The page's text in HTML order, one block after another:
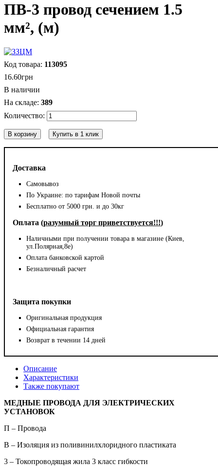
ПВ-3 провод сечением 1.5
мм², (м)
Доставка
Самовывоз
По Украине: по тарифам Новой почты
Бесплатно от 5000 грн. и до 30кг
Оплата (разумный торг приветствуется!!!)
Наличными при получении товара в магазине (Киев,
ул.Полярная,8е)
Оплата банковской картой
Безналичный расчет
Защита покупки
Оригинальная продукция
Официальная гарантия
Возврат в течении 14 дней
113095
16.60грн
В наличии
389
В корзину Купить в 1 клик
Описание
Характеристики
Также покупают
МЕДНЫЕ ПРОВОДА ДЛЯ ЭЛЕКТРИЧЕСКИХ
УСТАНОВОК
П – Провода
В – Изоляция из поливинилхлоридного пластиката
3 – Токопроводящая жила 3 класс гибкости